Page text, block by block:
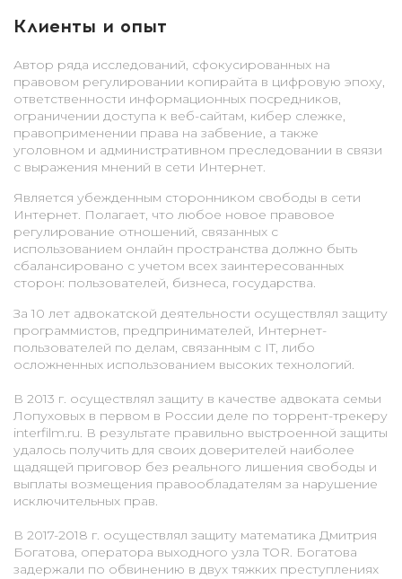
Клиенты и опыт
Автор ряда исследований, сфокусированных на
правовом регулировании копирайта в цифровую эпоху,
ответственности информационных посредников,
ограничении доступа к веб-сайтам, кибер слежке,
правоприменении права на забвение, а также
уголовном и административном преследовании в связи
с выражения мнений в сети Интернет.
Является убежденным сторонником свободы в сети
Интернет. Полагает, что любое новое правовое
регулирование отношений, связанных с
использованием онлайн пространства должно быть
сбалансировано с учетом всех заинтересованных
сторон: пользователей, бизнеса, государства.
За 10 лет адвокатской деятельности осуществлял защиту
программистов, предпринимателей, Интернет-
пользователей по делам, связанным с IT, либо
осложненных использованием высоких технологий.
В 2013 г. осуществлял защиту в качестве адвоката семьи
Лопуховых в первом в России деле по торрент-трекеру
interfilm.ru. В результате правильно выстроенной защиты
удалось получить для своих доверителей наиболее
щадящей приговор без реального лишения свободы и
выплаты возмещения правообладателям за нарушение
исключительных прав.
В 2017-2018 г. осуществлял защиту математика Дмитрия
Богатова, оператора выходного узла TOR. Богатова
задержали по обвинению в двух тяжких преступлениях